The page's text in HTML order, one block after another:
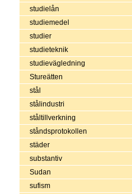
studielån
studiemedel
studier
studieteknik
studievägledning
Stureätten
stål
stålindustri
ståltillverkning
ståndsprotokollen
städer
substantiv
Sudan
sufism